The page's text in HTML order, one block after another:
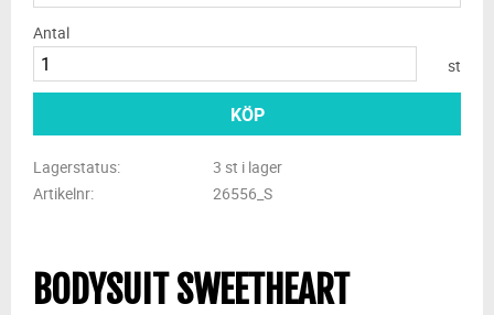
Antal
st
KÖP
Lagerstatus
3 st i lager
Artikelnr
26556_S
BODYSUIT SWEETHEART